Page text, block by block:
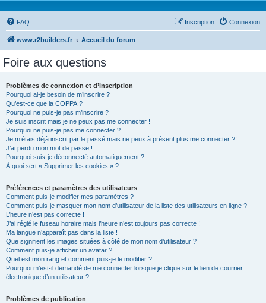
FAQ Connexion
Inscription
www.r2builders.fr Accueil du forum
Foire aux questions
Problèmes de connexion et d’inscription
Pourquoi ai-je besoin de m’inscrire ?
Qu’est-ce que la COPPA ?
Pourquoi ne puis-je pas m’inscrire ?
Je suis inscrit mais je ne peux pas me connecter !
Pourquoi ne puis-je pas me connecter ?
Je m’étais déjà inscrit par le passé mais ne peux à présent plus me connecter ?!
J’ai perdu mon mot de passe !
Pourquoi suis-je déconnecté automatiquement ?
À quoi sert « Supprimer les cookies » ?
Préférences et paramètres des utilisateurs
Comment puis-je modifier mes paramètres ?
Comment puis-je masquer mon nom d’utilisateur de la liste des utilisateurs en ligne ?
L’heure n’est pas correcte !
J’ai réglé le fuseau horaire mais l’heure n’est toujours pas correcte !
Ma langue n’apparaît pas dans la liste !
Que signifient les images situées à côté de mon nom d’utilisateur ?
Comment puis-je afficher un avatar ?
Quel est mon rang et comment puis-je le modifier ?
Pourquoi m’est-il demandé de me connecter lorsque je clique sur le lien de courrier
électronique d’un utilisateur ?
Problèmes de publication